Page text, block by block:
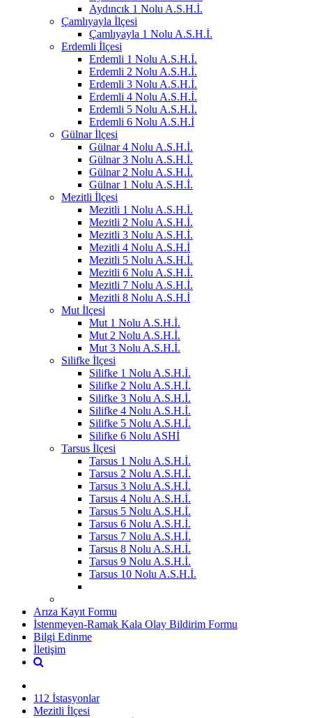
Aydıncık 1 Nolu A.S.H.İ.
Çamlıyayla İlçesi
Çamlıyayla 1 Nolu A.S.H.İ.
Erdemli İlçesi
Erdemli 1 Nolu A.S.H.İ.
Erdemli 2 Nolu A.S.H.İ.
Erdemli 3 Nolu A.S.H.İ.
Erdemli 4 Nolu A.S.H.İ.
Erdemli 5 Nolu A.S.H.İ.
Erdemli 6 Nolu A.S.H.İ
Gülnar İlçesi
Gülnar 4 Nolu A.S.H.İ.
Gülnar 3 Nolu A.S.H.İ.
Gülnar 2 Nolu A.S.H.İ.
Gülnar 1 Nolu A.S.H.İ.
Mezitli İlçesi
Mezitli 1 Nolu A.S.H.İ.
Mezitli 2 Nolu A.S.H.İ.
Mezitli 3 Nolu A.S.H.İ.
Mezitli 4 Nolu A.S.H.İ
Mezitli 5 Nolu A.S.H.İ.
Mezitli 6 Nolu A.S.H.İ.
Mezitli 7 Nolu A.S.H.İ.
Mezitli 8 Nolu A.S.H.İ
Mut İlçesi
Mut 1 Nolu A.S.H.İ.
Mut 2 Nolu A.S.H.İ.
Mut 3 Nolu A.S.H.İ.
Silifke İlçesi
Silifke 1 Nolu A.S.H.İ.
Silifke 2 Nolu A.S.H.İ.
Silifke 3 Nolu A.S.H.İ.
Silifke 4 Nolu A.S.H.İ.
Silifke 5 Nolu A.S.H.İ.
Silifke 6 Nolu ASHİ
Tarsus İlçesi
Tarsus 1 Nolu A.S.H.İ.
Tarsus 2 Nolu A.S.H.İ.
Tarsus 3 Nolu A.S.H.İ.
Tarsus 4 Nolu A.S.H.İ.
Tarsus 5 Nolu A.S.H.İ.
Tarsus 6 Nolu A.S.H.İ.
Tarsus 7 Nolu A.S.H.İ.
Tarsus 8 Nolu A.S.H.İ.
Tarsus 9 Nolu A.S.H.İ.
Tarsus 10 Nolu A.S.H.İ.
Arıza Kayıt Formu
İstenmeyen-Ramak Kala Olay Bildirim Formu
Bilgi Edinme
İletişim
112 İstasyonlar
Mezitli İlçesi